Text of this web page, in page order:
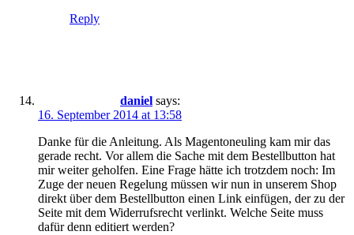
Reply
daniel says:
16. September 2014 at 13:58
Danke für die Anleitung. Als Magentoneuling kam mir das
gerade recht. Vor allem die Sache mit dem Bestellbutton hat
mir weiter geholfen. Eine Frage hätte ich trotzdem noch: Im
Zuge der neuen Regelung müssen wir nun in unserem Shop
direkt über dem Bestellbutton einen Link einfügen, der zu der
Seite mit dem Widerrufsrecht verlinkt. Welche Seite muss
dafür denn editiert werden?